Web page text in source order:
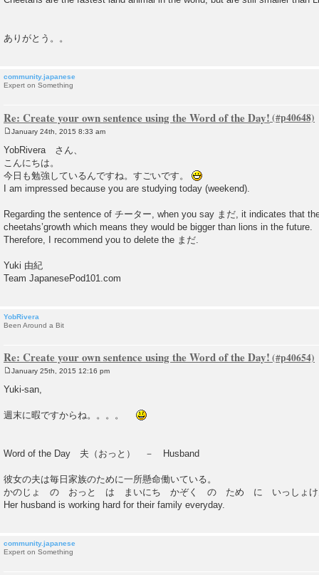
ありがとう。。
community.japanese
Expert on Something
Re: Create your own sentence using the Word of the Day!
o
s
January 24th, 2015 8:33 am
YobRivera さん、
こんにちは。
今日も勉強しているんですね。すごいです。
I am impressed because you are studying today (weekend).
Regarding the sentence of チーター, when you say まだ, it indicates that
cheetahs’growth which means they would be bigger than lions in the future.
Therefore, I recommend you to delete the まだ.
Yuki 由紀
Team JapanesePod101.com
YobRivera
Been Around a Bit
Re: Create your own sentence using the Word of the Day!
o
s
January 25th, 2015 12:16 pm
Yuki-san,
週末に暇ですからね。。。。
Word of the Day 夫（おっと） － Husband
彼女の夫は毎日家族のために一所懸命働いている。
かのじょ の おっと は まいにち かぞく の ため に いっしょけ
Her husband is working hard for their family everyday.
community.japanese
Expert on Something